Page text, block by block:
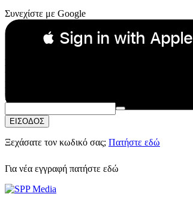
Συνεχίστε με Google
 Sign in with Apple
Συνεχίστε με Apple
ή
Email:
Κωδικός Πρόσβασης:
ΕΙΣΟΔΟΣ
Ξεχάσατε τον κωδικό σας; Πατήστε εδώ
Για νέα εγγραφή πατήστε εδώ